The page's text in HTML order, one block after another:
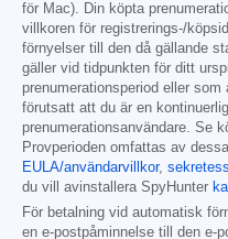
för Mac). Din köpta
villkoren för registrerings-/
förnyelser till den då gällande
gäller vid tidpunkten för ditt
prenumerationsperiod eller
förutsatt att du är en
prenumerationsanvändare. Se
Provperioden omfattas av
EULA/användarvillkor,
du vill avinstallera SpyHunter
För betalning vid automatisk
en e-postpåminnelse till den e-